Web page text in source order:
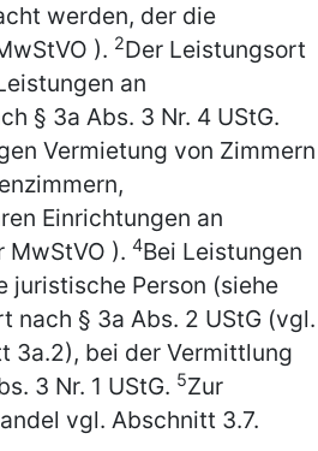
werden, der die
). 2Der Leistungsort
an
§ 3a Abs. 3 Nr. 4 UStG.
Vermietung von Zimmern
Einrichtungen an
MwStVO ). 4Bei Leistungen
juristische Person (siehe
nach § 3a Abs. 2 UStG (vgl.
3a.2), bei der Vermittlung
3 Nr. 1 UStG. 5Zur
vgl. Abschnitt 3.7.